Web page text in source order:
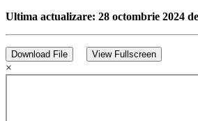
Ultima actualizare: 28 octombrie 2024
Download File View Fullscreen
×